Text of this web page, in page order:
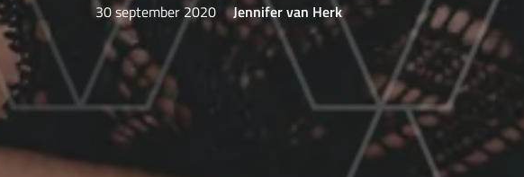
30 september 2020 Jennifer van Herk